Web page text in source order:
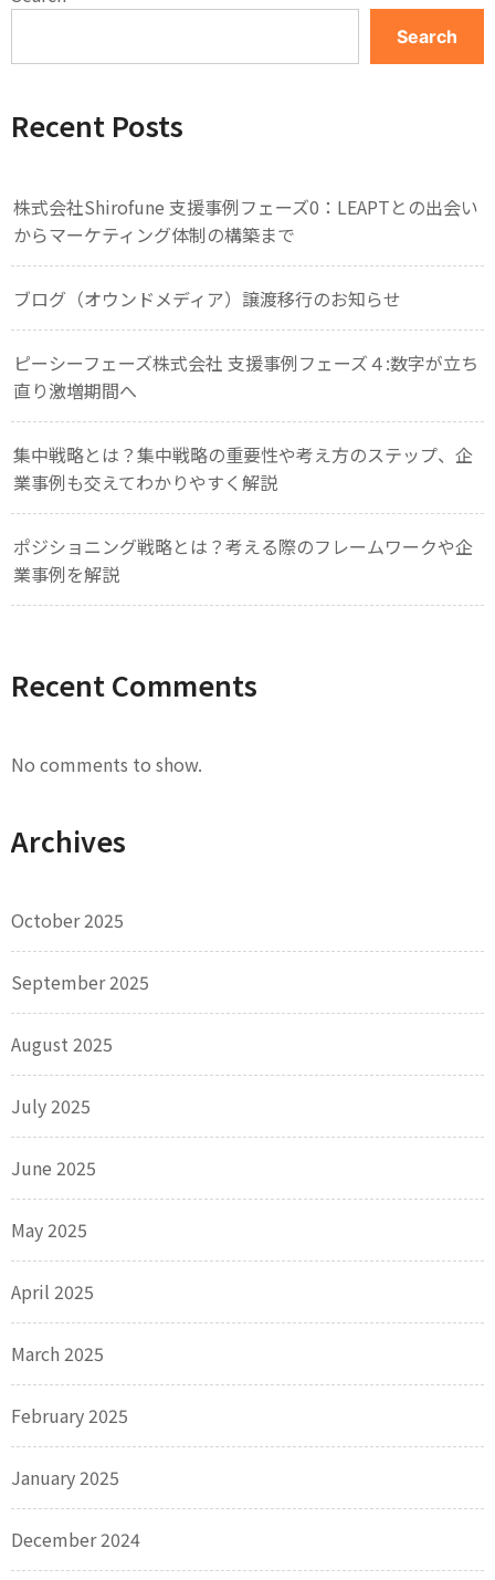
Search
Recent Posts
株式会社Shirofune 支援事例フェーズ0：LEAPTとの出会い
からマーケティング体制の構築まで
ブログ（オウンドメディア）譲渡移行のお知らせ
ピーシーフェーズ株式会社 支援事例フェーズ４:数字が立ち
直り激増期間へ
集中戦略とは？集中戦略の重要性や考え方のステップ、企
業事例も交えてわかりやすく解説
ポジショニング戦略とは？考える際のフレームワークや企
業事例を解説
Recent Comments
No comments to show.
Archives
October 2025
September 2025
August 2025
July 2025
June 2025
May 2025
April 2025
March 2025
February 2025
January 2025
December 2024